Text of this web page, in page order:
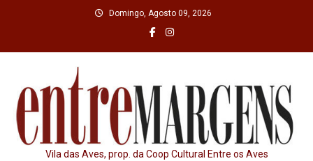
Domingo, Agosto 09, 2026
Vila das Aves, prop. da Coop Cultural Entre os Aves